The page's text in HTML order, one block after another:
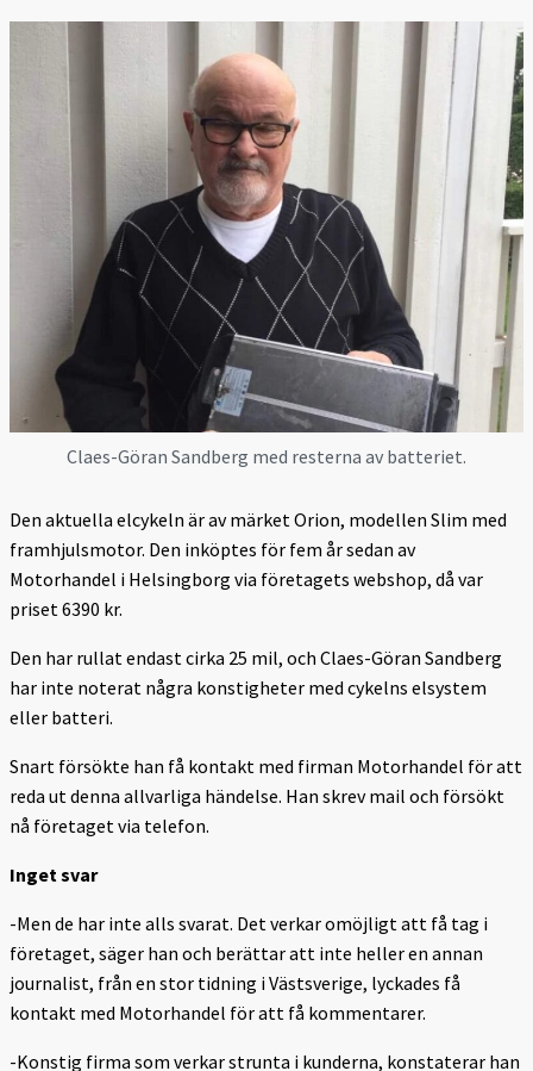
Claes-Göran Sandberg med resterna av batteriet.
Den aktuella elcykeln är av märket Orion, modellen Slim med
framhjulsmotor. Den inköptes för fem år sedan av
Motorhandel i Helsingborg via företagets webshop, då var
priset 6390 kr.
Den har rullat endast cirka 25 mil, och Claes-Göran Sandberg
har inte noterat några konstigheter med cykelns elsystem
eller batteri.
Snart försökte han få kontakt med firman Motorhandel för att
reda ut denna allvarliga händelse. Han skrev mail och försökt
nå företaget via telefon.
Inget svar
-Men de har inte alls svarat. Det verkar omöjligt att få tag i
företaget, säger han och berättar att inte heller en annan
journalist, från en stor tidning i Västsverige, lyckades få
kontakt med Motorhandel för att få kommentarer.
-Konstig firma som verkar strunta i kunderna, konstaterar han